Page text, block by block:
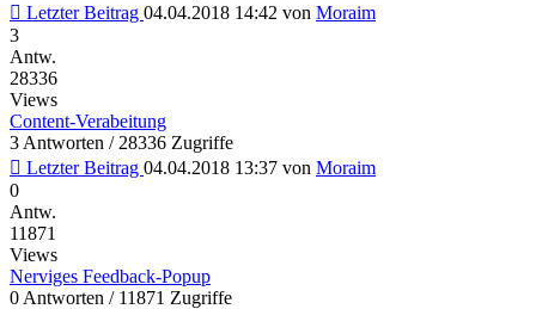
Letzter Beitrag 04.04.2018 14:42 von Moraim
3
Antw.
28336
Views
Content-Verabeitung
3 Antworten / 28336 Zugriffe
Letzter Beitrag 04.04.2018 13:37 von Moraim
0
Antw.
11871
Views
Nerviges Feedback-Popup
0 Antworten / 11871 Zugriffe